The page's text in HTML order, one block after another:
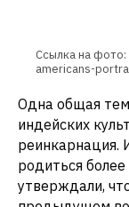
Ссылка на
americans-
Одна общая
индейских
реинкарнация.
родиться
утверждали,